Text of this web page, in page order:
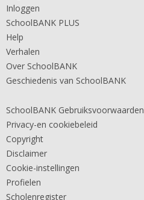
Inloggen
SchoolBANK PLUS
Help
Verhalen
Over SchoolBANK
Geschiedenis van SchoolBANK
SchoolBANK Gebruiksvoorwaarden
Privacy-en cookiebeleid
Copyright
Disclaimer
Cookie-instellingen
Profielen
Scholenregister